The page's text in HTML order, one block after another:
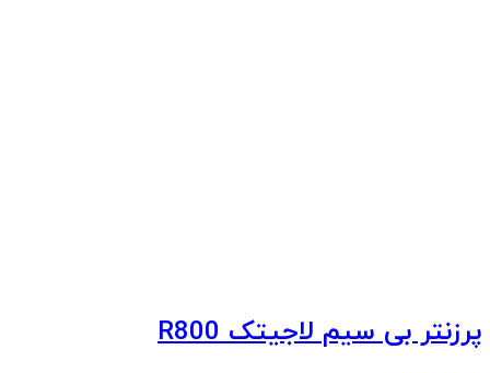
پرزنتر بی سیم لاجیتک R800